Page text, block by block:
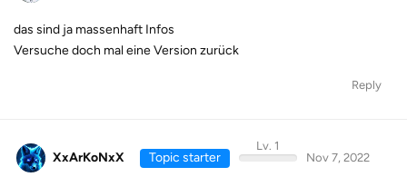
das sind ja massenhaft Infos
Versuche doch mal eine Version zurück
Reply
XxArKoNxX Topic starter
Lv. 1
Nov 7, 2022